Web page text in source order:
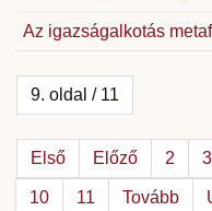
Az igazságalkotás
9. oldal / 11
Első Előző 2 3
10 11 Tovább